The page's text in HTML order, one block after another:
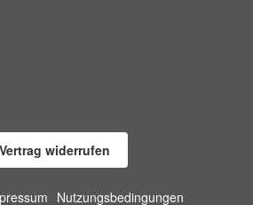
Vertrag widerrufen
Nutzungsbedingungen